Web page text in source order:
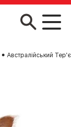
Австралійський